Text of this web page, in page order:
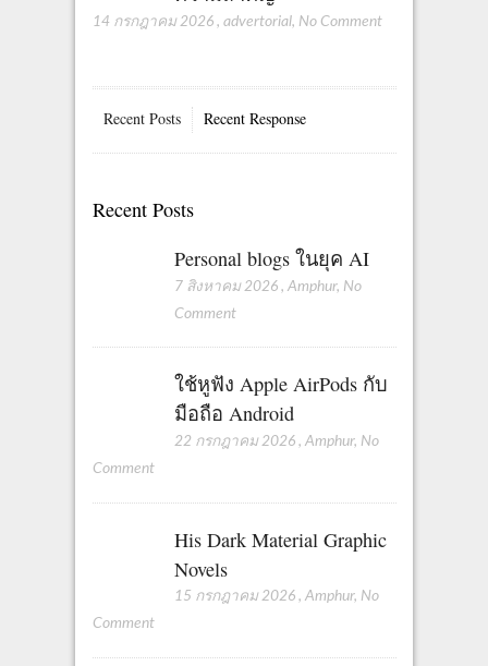
14 กรกฎาคม 2026 , advertorial, No Comment
Recent Posts Recent Response
Recent Posts
Personal blogs ในยุค AI
7 สิงหาคม 2026 , Amphur, No
Comment
ใช้หูฟัง Apple AirPods กับ
มือถือ Android
22 กรกฎาคม 2026 , Amphur, No
Comment
His Dark Material Graphic
Novels
15 กรกฎาคม 2026 , Amphur, No
Comment